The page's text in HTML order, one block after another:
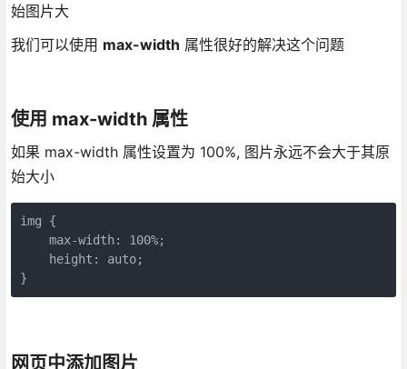
始图片大
我们可以使用 max-width 属性很好的解决这个问题
使用 max-width 属性
如果 max-width 属性设置为 100%, 图片永远不会大于其原
始大小
img {
    max-width: 100%;
    height: auto;
网页中添加图片